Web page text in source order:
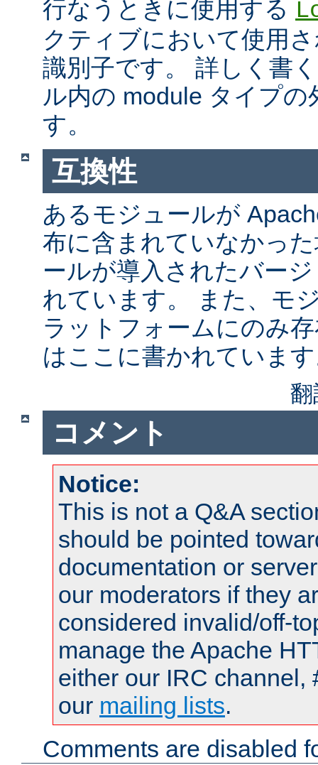
行なうときに使用する
クティブにおいて使用
識別子です。 詳しく書
ル内の module タイプの
す。
互換性
あるモジュールが
布に含まれていなかっ
ールが導入されたバー
れています。 また、モ
ラットフォームにのみ
はここに書かれていま
コメント
Notice:
This is not a Q&A
should be pointed
documentation or
our moderators if they
considered invalid/off-
manage the Apache
either our IRC channel,
our mailing lists.
Comments are disabled